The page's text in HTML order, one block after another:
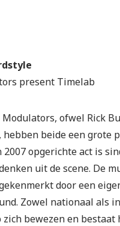
present Timelab
Modulators, ofwel Rick
hebben beide een grote
2007 opgerichte act is
uit de scene. De
door een
Zowel nationaal als
zich bewezen en